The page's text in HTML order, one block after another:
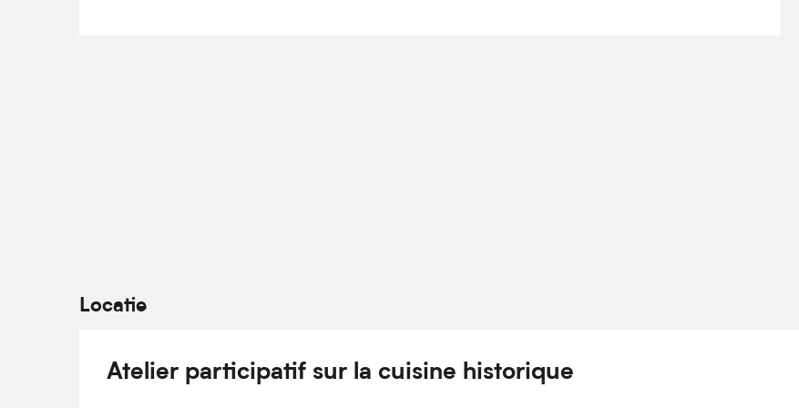
Locatie
Atelier participatif sur la cuisine historique